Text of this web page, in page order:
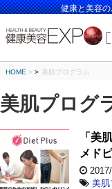
健康と美容
HOME > 美肌プログラム
美肌プログ
「美
メド
美肌